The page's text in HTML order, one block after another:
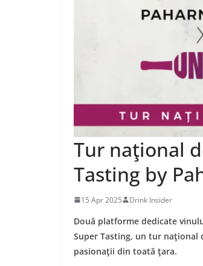
Tur naţional
Tasting by
15 Apr 2025 Drink Insider
Două platforme dedicate
Super Tasting, un tur naţional
pasionaţii din toată ţara.